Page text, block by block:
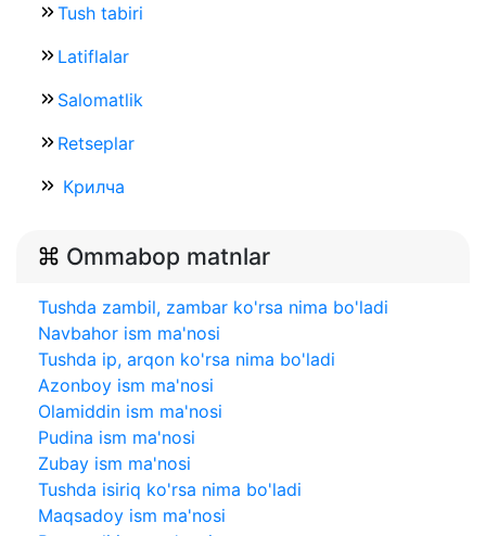
Tush tabiri
Latiflalar
Salomatlik
Retseplar
Крилча
Ommabop matnlar
Tushda zambil, zambar ko'rsa nima bo'ladi
Navbahor ism ma'nosi
Tushda ip, arqon ko'rsa nima bo'ladi
Azonboy ism ma'nosi
Olamiddin ism ma'nosi
Pudina ism ma'nosi
Zubay ism ma'nosi
Tushda isiriq ko'rsa nima bo'ladi
Maqsadoy ism ma'nosi